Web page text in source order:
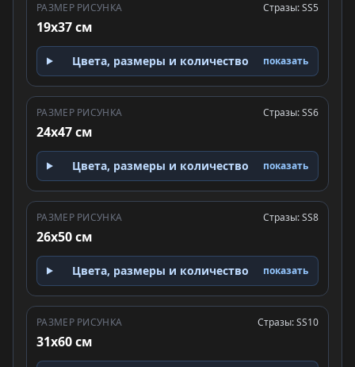
РАЗМЕР РИСУНКА
19x37 см
Стразы: SS5
Цвета, размеры и количество показать
РАЗМЕР РИСУНКА
24x47 см
Стразы: SS6
Цвета, размеры и количество показать
РАЗМЕР РИСУНКА
26x50 см
Стразы: SS8
Цвета, размеры и количество показать
РАЗМЕР РИСУНКА
31x60 см
Стразы: SS10